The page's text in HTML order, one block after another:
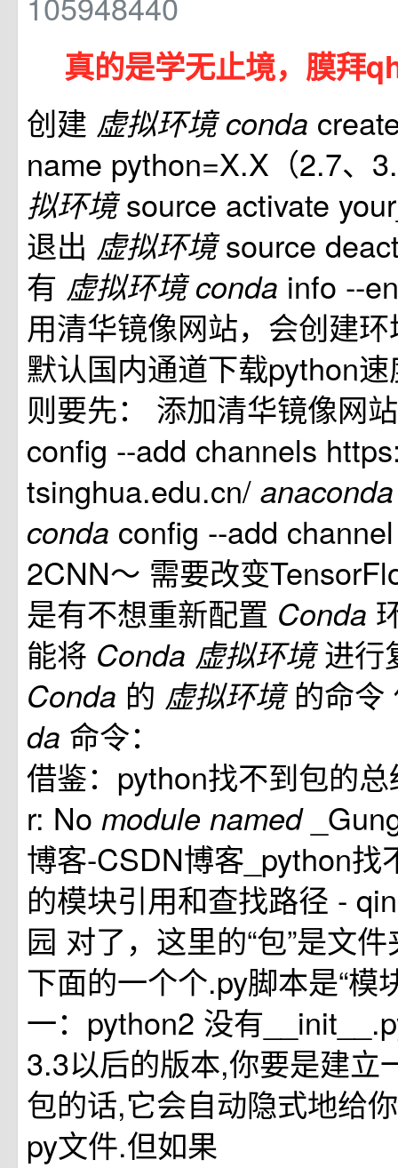
真的是学无止境，膜拜
创建 虚拟环境conda
name python=X.X（2.7、
拟环境source activate
退出 虚拟环境source
有 虚拟环境conda info --
用清华镜像网站，会创建
默认国内通道下载python
则要先： 添加清华镜像网
config --add channels
tsinghua.edu.cn/
conda config --add
2CNN～ 需要改变
是有不想重新配置 Conda
能将 Conda 虚拟环境进行
Conda 的 虚拟环境的命
da 命令：
借鉴：python找不到包的
r: No module named
博客-CSDN博客_python找
的模块引用和查找路径 -
园 对了，这里的“包”是文
下面的一个个.py脚本是“模
一：python2 没有
3.3以后的版本,你要是建立
包的话,它会自动隐式地给
py文件.但如果